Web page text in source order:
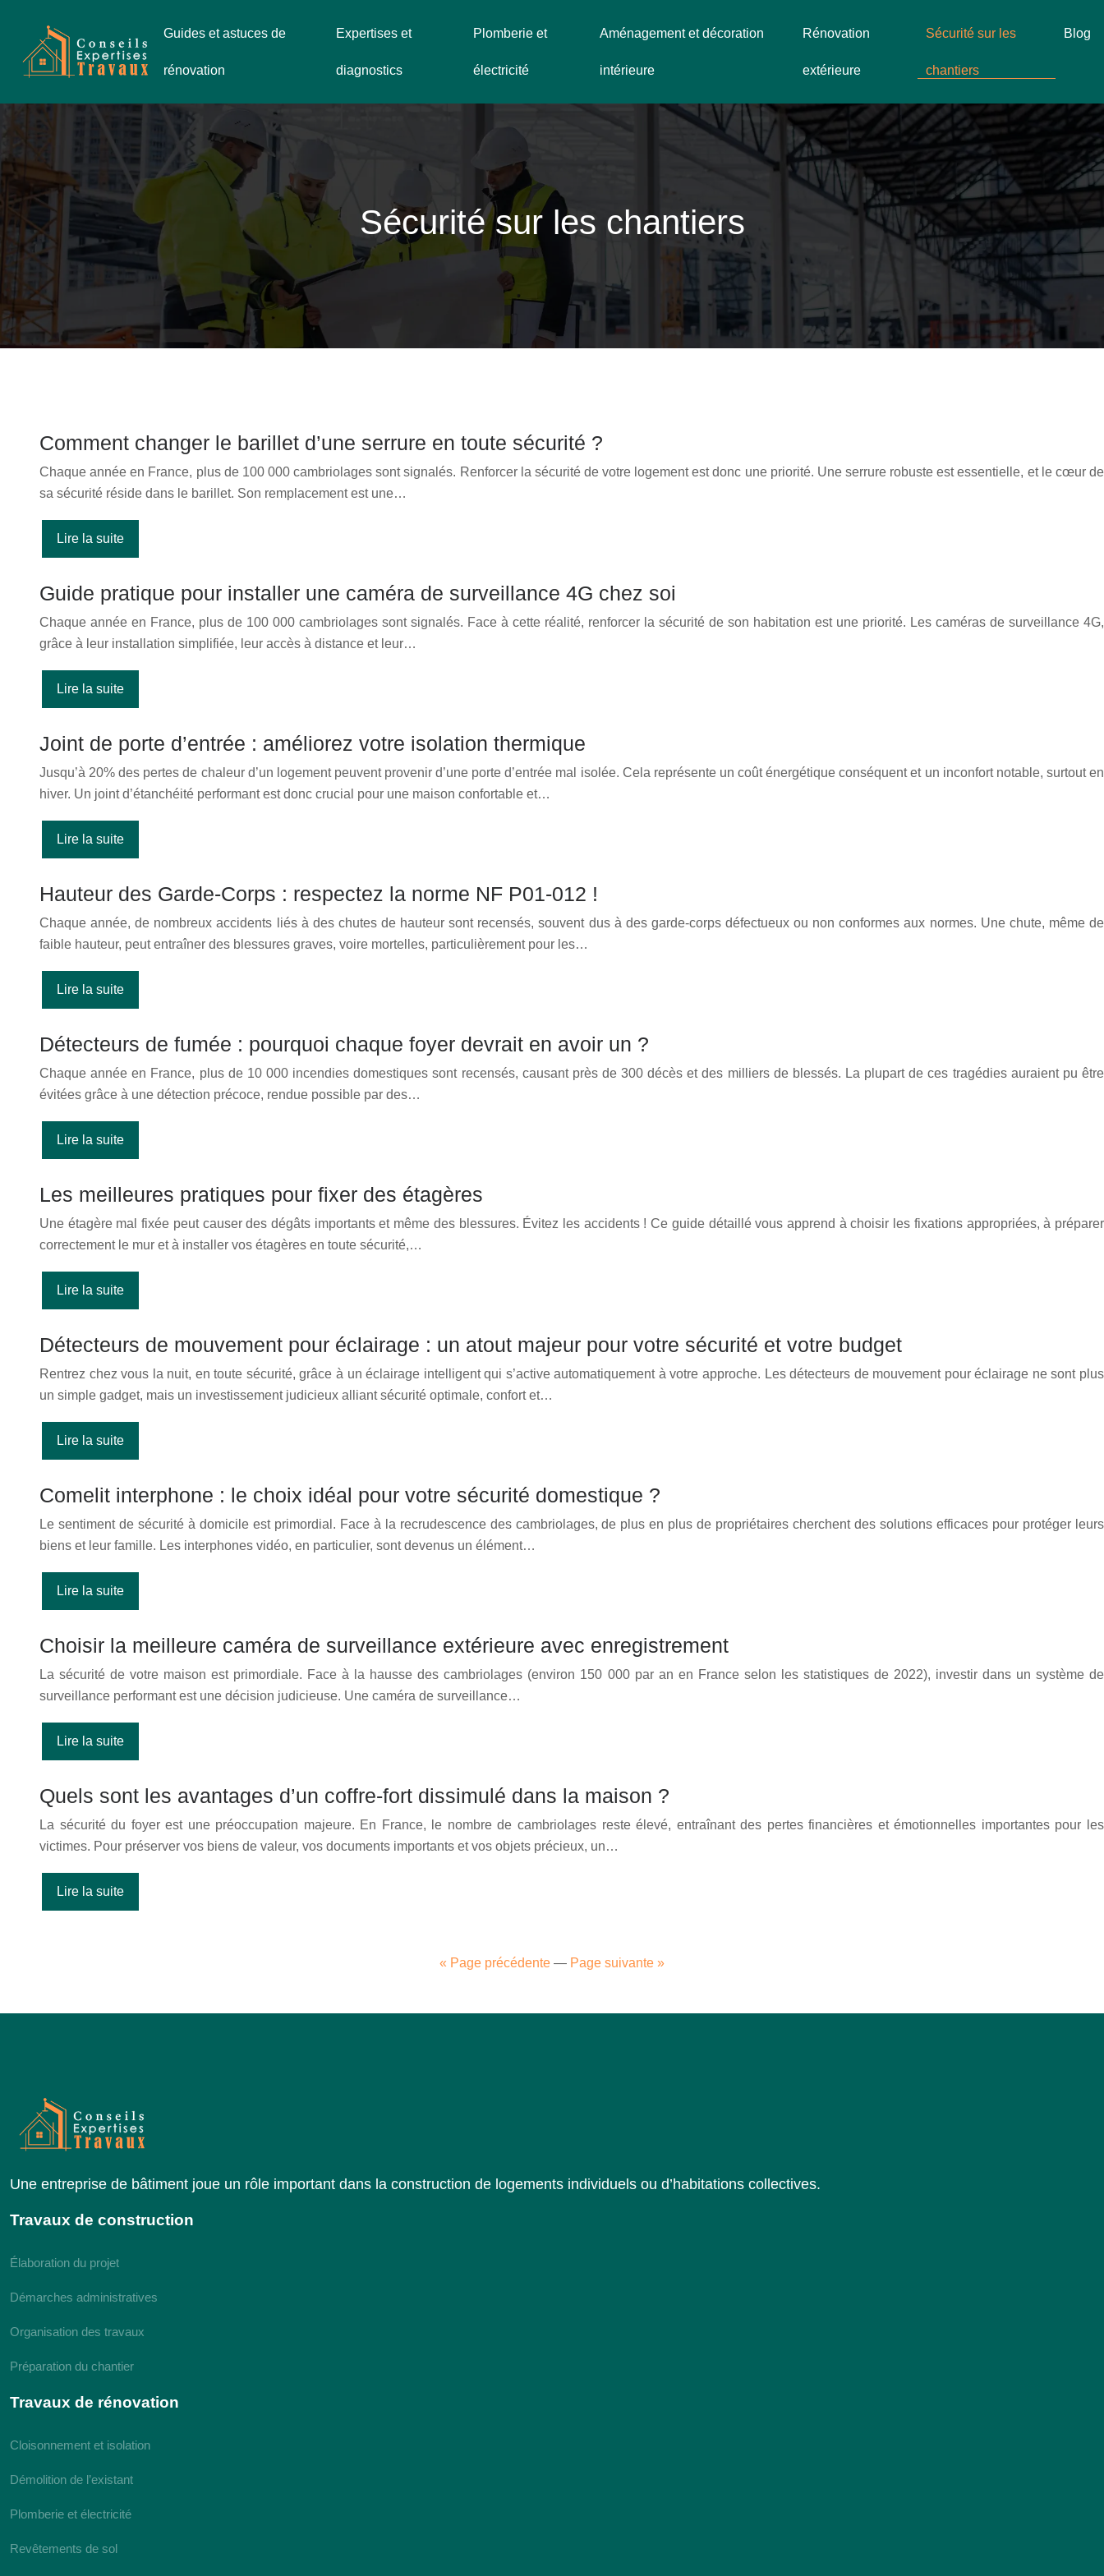
Guides et astuces de
rénovation
Expertises et
diagnostics
Plomberie et
électricité
Aménagement et décoration
intérieure
Rénovation
extérieure
Sécurité sur les
chantiers
Blog
Sécurité sur les chantiers
Comment changer le barillet d’une serrure en toute sécurité ?
Chaque année en France, plus de 100 000 cambriolages sont signalés. Renforcer la sécurité de votre logement est donc une priorité. Une serrure robuste est essentielle, et le cœur de
sa sécurité réside dans le barillet. Son remplacement est une…
Lire la suite
Guide pratique pour installer une caméra de surveillance 4G chez soi
Chaque année en France, plus de 100 000 cambriolages sont signalés. Face à cette réalité, renforcer la sécurité de son habitation est une priorité. Les caméras de surveillance 4G,
grâce à leur installation simplifiée, leur accès à distance et leur…
Lire la suite
Joint de porte d’entrée : améliorez votre isolation thermique
Jusqu’à 20% des pertes de chaleur d’un logement peuvent provenir d’une porte d’entrée mal isolée. Cela représente un coût énergétique conséquent et un inconfort notable, surtout en
hiver. Un joint d’étanchéité performant est donc crucial pour une maison confortable et…
Lire la suite
Hauteur des Garde-Corps : respectez la norme NF P01-012 !
Chaque année, de nombreux accidents liés à des chutes de hauteur sont recensés, souvent dus à des garde-corps défectueux ou non conformes aux normes. Une chute, même de
faible hauteur, peut entraîner des blessures graves, voire mortelles, particulièrement pour les…
Lire la suite
Détecteurs de fumée : pourquoi chaque foyer devrait en avoir un ?
Chaque année en France, plus de 10 000 incendies domestiques sont recensés, causant près de 300 décès et des milliers de blessés. La plupart de ces tragédies auraient pu être
évitées grâce à une détection précoce, rendue possible par des…
Lire la suite
Les meilleures pratiques pour fixer des étagères
Une étagère mal fixée peut causer des dégâts importants et même des blessures. Évitez les accidents ! Ce guide détaillé vous apprend à choisir les fixations appropriées, à préparer
correctement le mur et à installer vos étagères en toute sécurité,…
Lire la suite
Détecteurs de mouvement pour éclairage : un atout majeur pour votre sécurité et votre budget
Rentrez chez vous la nuit, en toute sécurité, grâce à un éclairage intelligent qui s’active automatiquement à votre approche. Les détecteurs de mouvement pour éclairage ne sont plus
un simple gadget, mais un investissement judicieux alliant sécurité optimale, confort et…
Lire la suite
Comelit interphone : le choix idéal pour votre sécurité domestique ?
Le sentiment de sécurité à domicile est primordial. Face à la recrudescence des cambriolages, de plus en plus de propriétaires cherchent des solutions efficaces pour protéger leurs
biens et leur famille. Les interphones vidéo, en particulier, sont devenus un élément…
Lire la suite
Choisir la meilleure caméra de surveillance extérieure avec enregistrement
La sécurité de votre maison est primordiale. Face à la hausse des cambriolages (environ 150 000 par an en France selon les statistiques de 2022), investir dans un système de
surveillance performant est une décision judicieuse. Une caméra de surveillance…
Lire la suite
Quels sont les avantages d’un coffre-fort dissimulé dans la maison ?
La sécurité du foyer est une préoccupation majeure. En France, le nombre de cambriolages reste élevé, entraînant des pertes financières et émotionnelles importantes pour les
victimes. Pour préserver vos biens de valeur, vos documents importants et vos objets précieux, un…
Lire la suite
« Page précédente — Page suivante »
Une entreprise de bâtiment joue un rôle important dans la construction de logements individuels ou d’habitations collectives.
Travaux de construction
Élaboration du projet
Démarches administratives
Organisation des travaux
Préparation du chantier
Travaux de rénovation
Cloisonnement et isolation
Démolition de l’existant
Plomberie et électricité
Revêtements de sol